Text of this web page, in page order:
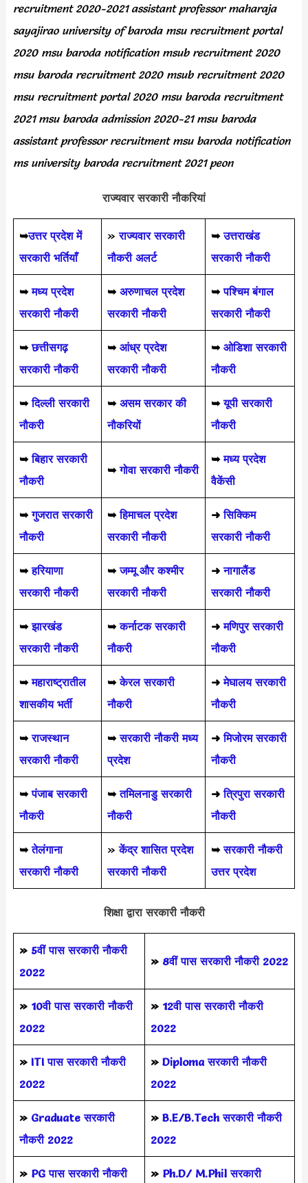
recruitment 2020-2021 assistant professor maharaja
sayajirao university of baroda msu recruitment portal
2020 msu baroda notification msub recruitment 2020
msu baroda recruitment 2020 msub recruitment 2020
msu recruitment portal 2020 msu baroda recruitment
2021 msu baroda admission 2020-21 msu baroda
assistant professor recruitment msu baroda notification
ms university baroda recruitment 2021 peon
राज्यवार सरकारी नौकरियां
➥उत्तर प्रदेश में
सरकारी भर्तियाँ
»राज्यवार सरकारी
नौकरी अलर्ट
➥ उत्तराखंड
सरकारी नौकरी
➥ मध्य प्रदेश
सरकारी नौकरी
➥ अरुणाचल प्रदेश
सरकारी नौकरी
➥ पश्चिम बंगाल
सरकारी नौकरी
➥ छत्तीसगढ़
सरकारी नौकरी
➥ आंध्र प्रदेश
सरकारी नौकरी
➥ ओडिशा सरकारी
नौकरी
➥ दिल्ली सरकारी
नौकरी
➥ असम सरकार की
नौकरियों
➥ यूपी सरकारी
नौकरी
➥बिहार सरकारी
नौकरी
➥गोवा सरकारी नौकरी
➥ मध्य प्रदेश
वैकेंसी
➥ गुजरात सरकारी
नौकरी
➥हिमाचल प्रदेश
सरकारी नौकरी
➜ सिक्किम
सरकारी नौकरी
➥हरियाणा
सरकारी नौकरी
➥जम्मू और कश्मीर
सरकारी नौकरी
➜ नागालैंड
सरकारी नौकरी
➥ झारखंड
सरकारी नौकरी
➥ कर्नाटक सरकारी
नौकरी
➜ मणिपुर सरकारी
नौकरी
➥ महाराष्ट्रातील
शासकीय भर्ती
➥ केरल सरकारी
नौकरी
➜ मेघालय सरकारी
नौकरी
➥ राजस्थान
सरकारी नौकरी
➥सरकारी नौकरी मध्य
प्रदेश
➜मिजोरम सरकारी
नौकरी
➥ पंजाब सरकारी
नौकरी
➥ तमिलनाडु सरकारी
नौकरी
➜ त्रिपुरा सरकारी
नौकरी
➥तेलंगाना
सरकारी नौकरी
»केंद्र शासित प्रदेश
सरकारी नौकरी
➥ सरकारी नौकरी
उत्तर प्रदेश
शिक्षा द्वारा सरकारी नौकरी
» 5वीं पास सरकारी नौकरी
2022
» 8वीं पास सरकारी नौकरी 2022
» 10वी पास सरकारी नौकरी
2022
» 12वी पास सरकारी नौकरी
2022
» ITI पास सरकारी नौकरी
2022
» Diploma सरकारी नौकरी
2022
» Graduate सरकारी
नौकरी 2022
» B.E/B.Tech सरकारी नौकरी
2022
» PG पास सरकारी नौकरी » Ph.D/ M.Phil सरकारी